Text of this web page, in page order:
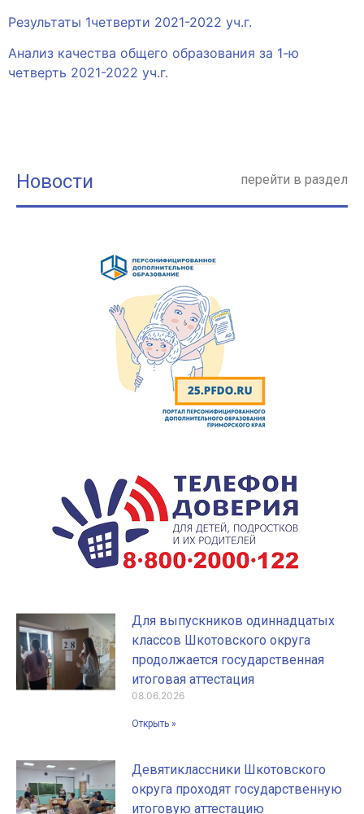
Результаты 1четверти 2021-2022 уч.г.
Анализ качества общего образования за 1-ю
четверть 2021-2022 уч.г.
Новости перейти в раздел
Для выпускников одиннадцатых
классов Шкотовского округа
продолжается государственная
итоговая аттестация
08.06.2026
Открыть »
Девятиклассники Шкотовского
округа проходят государственную
итоговую аттестацию